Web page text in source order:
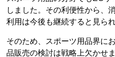
しました。その利便性から、
利用は今後も継続すると見ら
そのため、スポーツ用品界に
品販売の検討は戦略上欠かせ